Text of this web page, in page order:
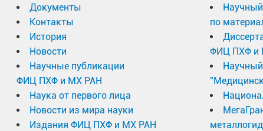
Документы
Контакты
История
Новости
Научные публикации
ФИЦ ПХФ и МХ РАН
Наука от первого лица
Новости из мира науки
Издания ФИЦ ПХФ и МХ РАН
по
ФИЦ ПХФ и